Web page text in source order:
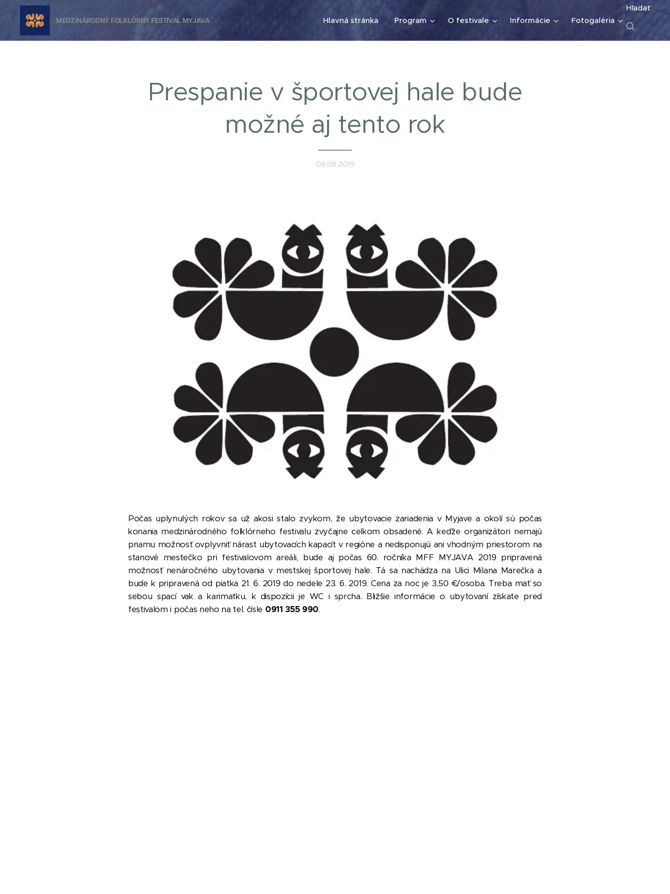
MEDZINÁRODNÝ FOLKLÓRNY FESTIVAL MYJAVA Hlavná stránka Program O festivale Informácie Fotogaléria
Hľadať
Prespanie v športovej hale bude
možné aj tento rok
06.06.2019
Počas uplynulých rokov sa už akosi stalo zvykom, že ubytovacie zariadenia v Myjave a okolí sú počas
konania medzinárodného folklórneho festivalu zvyčajne celkom obsadené. A keďže organizátori nemajú
priamu možnosť ovplyvniť nárast ubytovacích kapacít v regióne a nedisponujú ani vhodným priestorom na
stanové mestečko pri festivalovom areáli, bude aj počas 60. ročníka MFF MYJAVA 2019 pripravená
možnosť nenáročného ubytovania v mestskej športovej hale. Tá sa nachádza na Ulici Milana Marečka a
bude k pripravená od piatka 21. 6. 2019 do nedele 23. 6. 2019. Cena za noc je 3,50 €/osoba. Treba mať so
sebou spací vak a karimatku, k dispozícii je WC i sprcha. Bližšie informácie o ubytovaní získate pred
festivalom i počas neho na tel. čísle 0911 355 990.